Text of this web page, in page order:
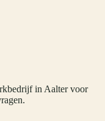
in Aalter voor